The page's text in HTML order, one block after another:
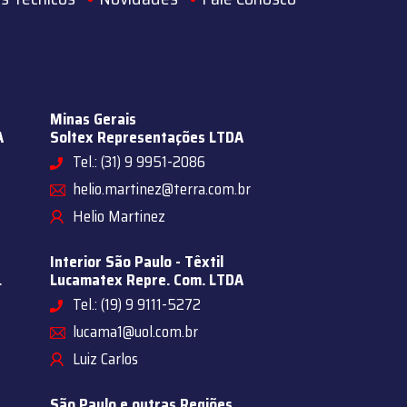
Minas Gerais
Soltex Representações LTDA
Tel.: (31) 9 9951-2086
helio.martinez@terra.com.br
Helio Martinez
Interior São Paulo - Têxtil
Lucamatex Repre. Com. LTDA
Tel.: (19) 9 9111-5272
lucama1@uol.com.br
Luiz Carlos